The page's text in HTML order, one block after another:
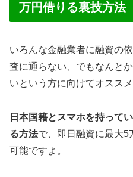
万円借りる裏技方法
いろんな金融業者に融資の
査に通らない、でもなんと
いという方に向けてオススメ
日本国籍とスマホを持って
る方法で、即日融資に最大5
可能ですよ。